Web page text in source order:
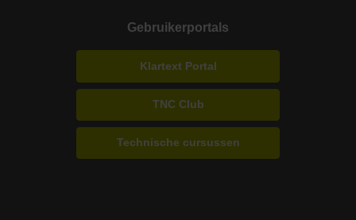
Gebruikerportals
Klartext Portal
TNC Club
Technische cursussen